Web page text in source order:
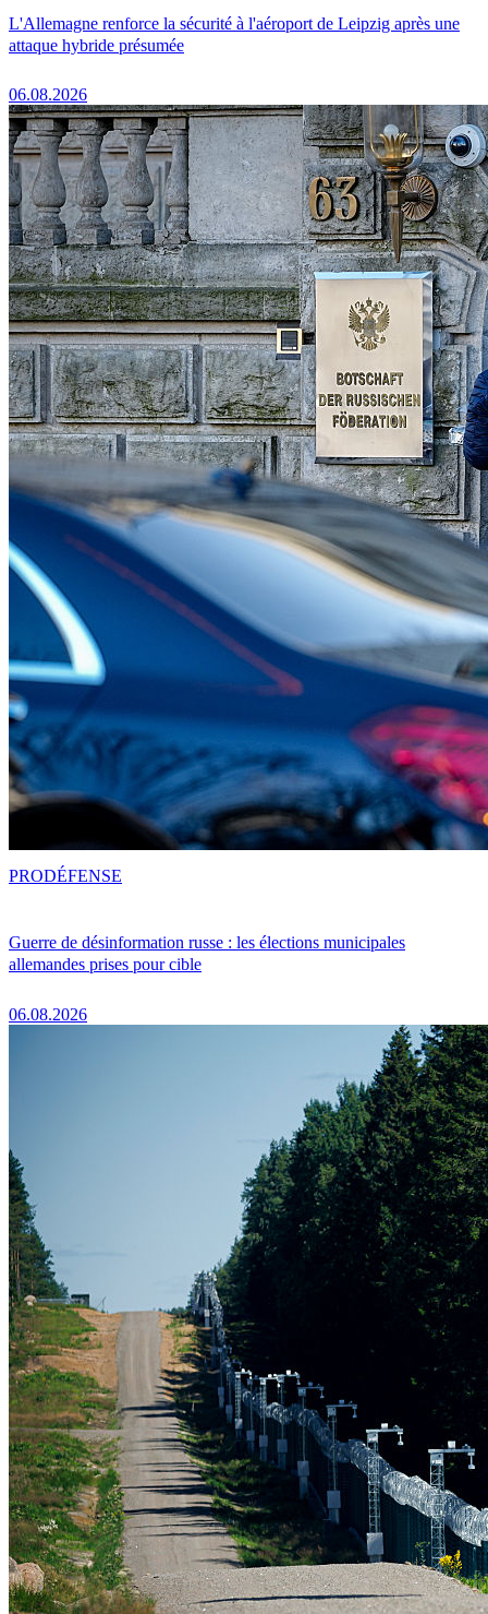
L'Allemagne renforce la sécurité à l'aéroport de Leipzig après une
attaque hybride présumée
06.08.2026
Guerre de désinformation russe : les élections municipales
allemandes prises pour cible
06.08.2026
PRODÉFENSE